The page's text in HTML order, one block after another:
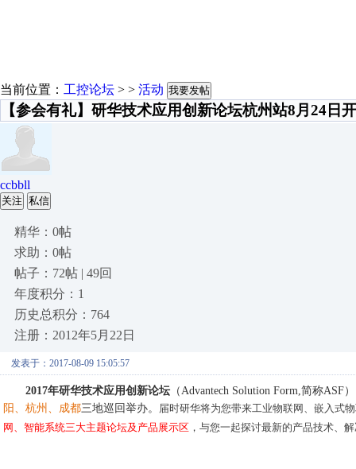
当前位置： 工控论坛 > > 活动 我要发帖
【参会有礼】研华技术应用创新论坛杭州站8月24日
ccbbll
关注 私信
精华：0帖
求助：0帖
帖子：72帖 | 49回
年度积分：1
历史总积分：764
注册：2012年5月22日
发表于：2017-08-09 15:05:57
2017年研华技术应用创新论坛 （Advantech Solution Form,简称ASF
阳、杭州、成都三地巡回举办。 届时研华将为您带来工业物联网、嵌入式
网、智能系统三大主题论坛及产品展示区 ，与您一起探讨最新的产品技术、